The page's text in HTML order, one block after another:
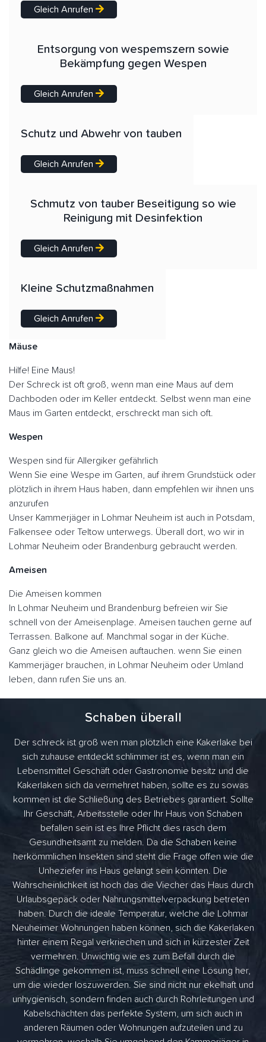
Gleich Anrufen
Entsorgung von wespemszern sowie
Bekämpfung gegen Wespen
Gleich Anrufen
Schutz und Abwehr von tauben
Gleich Anrufen
Schmutz von tauber Beseitigung so wie
Reinigung mit Desinfektion
Gleich Anrufen
Kleine Schutzmaßnahmen
Gleich Anrufen
Mäuse
Hilfe! Eine Maus!
Der Schreck ist oft groß, wenn man eine Maus auf dem
Dachboden oder im Keller entdeckt. Selbst wenn man eine
Maus im Garten entdeckt, erschreckt man sich oft.
Wespen
Wespen sind für Allergiker gefährlich
Wenn Sie eine Wespe im Garten, auf ihrem Grundstück oder
plötzlich in ihrem Haus haben, dann empfehlen wir ihnen uns
anzurufen
Unser Kammerjäger in Lohmar Neuheim ist auch in Potsdam,
Falkensee oder Teltow unterwegs. Überall dort, wo wir in
Lohmar Neuheim oder Brandenburg gebraucht werden.
Ameisen
Die Ameisen kommen
In Lohmar Neuheim und Brandenburg befreien wir Sie
schnell von der Ameisenplage. Ameisen tauchen gerne auf
Terrassen. Balkone auf. Manchmal sogar in der Küche.
Ganz gleich wo die Ameisen auftauchen. wenn Sie einen
Kammerjäger brauchen, in Lohmar Neuheim oder Umland
leben, dann rufen Sie uns an.
Schaben überall
Der schreck ist groß wen man plötzlich eine Kakerlake bei
sich zuhause entdeckt schlimmer ist es, wenn man ein
Lebensmittel Geschäft oder Gastronomie besitz und die
Kakerlaken sich da vermehret haben, sollte es zu sowas
kommen ist die Schließung des Betriebes garantiert. Sollte
Ihr Geschäft, Arbeitsstelle oder Ihr Haus von Schaben
befallen sein ist es Ihre Pflicht dies rasch dem
Gesundheitsamt zu melden. Da die Schaben keine
herkömmlichen Insekten sind steht die Frage offen wie die
Unheziefer ins Haus gelangt sein könnten. Die
Wahrscheinlichkeit ist hoch das die Viecher das Haus durch
Urlaubsgepäck oder Nahrungsmittelverpackung betreten
haben. Durch die ideale Temperatur, welche die Lohmar
Neuheimer Wohnungen haben können, sich die Kakerlaken
hinter einem Regal verkriechen und sich in kürzester Zeit
vermehren. Unwichtig wie es zum Befall durch die
Schädlinge gekommen ist, muss schnell eine Lösung her,
um die wieder loszuwerden. Sie sind nicht nur ekelhaft und
unhygienisch, sondern finden auch durch Rohrleitungen und
Kabelschächten das perfekte System, um sich auch in
anderen Räumen oder Wohnungen aufzuteilen und zu